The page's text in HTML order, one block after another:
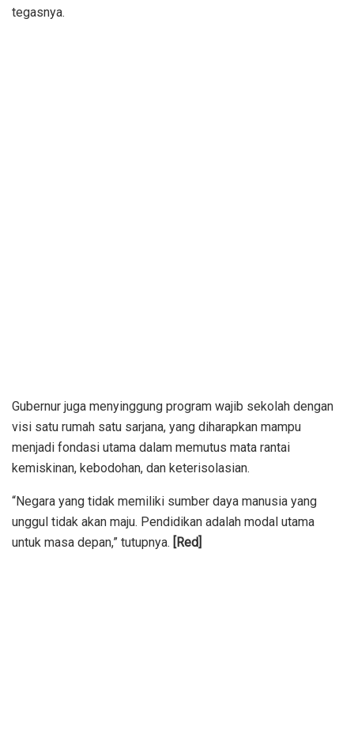
tegasnya.
Gubernur juga menyinggung program wajib sekolah dengan
visi satu rumah satu sarjana, yang diharapkan mampu
menjadi fondasi utama dalam memutus mata rantai
kemiskinan, kebodohan, dan keterisolasian.
“Negara yang tidak memiliki sumber daya manusia yang
unggul tidak akan maju. Pendidikan adalah modal utama
untuk masa depan,” tutupnya. [Red]